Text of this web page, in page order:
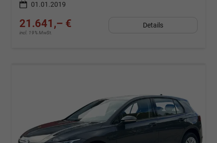
01.01.2019
21.641,– €
incl. 19% MwSt.
Details